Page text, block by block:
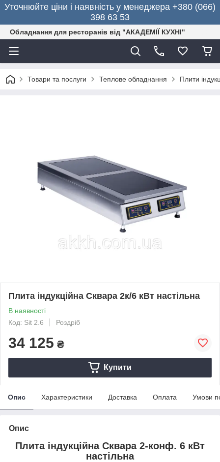
Уточнюйте ціни і наявність у менеджера +380 (066)
398 63 53
Обладнання для ресторанів від "АКАДЕМІЇ КУХНІ"
Товари та послуги Теплове обладнання Плити
Плита індукційна Сквара 2к/6 кВт настільна
В наявності
Код: Sit 2.6
Роздріб
34 125 ₴
Купити
Опис Характеристики Доставка Оплата Умови
Опис
Плита індукційна Сквара 2-конф. 6 кВт
настільна